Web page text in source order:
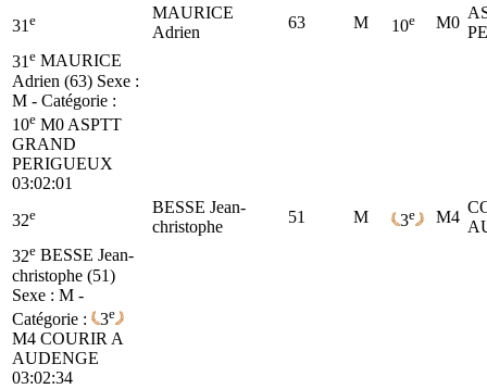
31 e
MAURICE
Adrien
63 M 10e M0
31 e MAURICE
Adrien (63) Sexe :
M - Catégorie :
10e M0 ASPTT
GRAND
PERIGUEUX
03:02:01
32e
BESSE Jean-
christophe
51 M 3e M4
32e BESSE Jean-
christophe (51)
Sexe : M -
Catégorie :
3e
M4 COURIR A
AUDENGE
03:02:34